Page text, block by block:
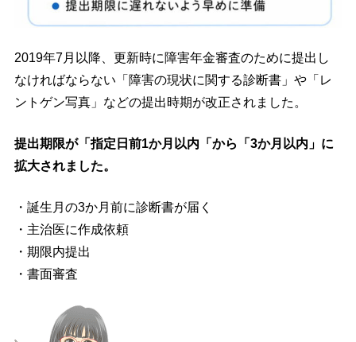
2019年7月以降、更新時に障害年金審査のために提出し
なければならない「障害の現状に関する診断書」や「レ
ントゲン写真」などの提出時期が改正されました。
提出期限が「指定日前1か月以内「から「3か月以内」に
拡大されました。
・誕生月の3か月前に診断書が届く
・主治医に作成依頼
・期限内提出
・書面審査